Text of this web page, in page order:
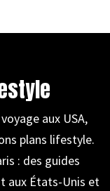
aux USA,
plans lifestyle.
: des guides
aux États-Unis et